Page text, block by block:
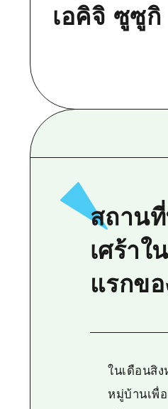
เอคิจิ ซูซูกิ
สถาน
เศร้า
แรกขอ
ในเดือนสิ
หมู่บ้านเพื่